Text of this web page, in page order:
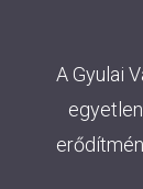
A Gyulai